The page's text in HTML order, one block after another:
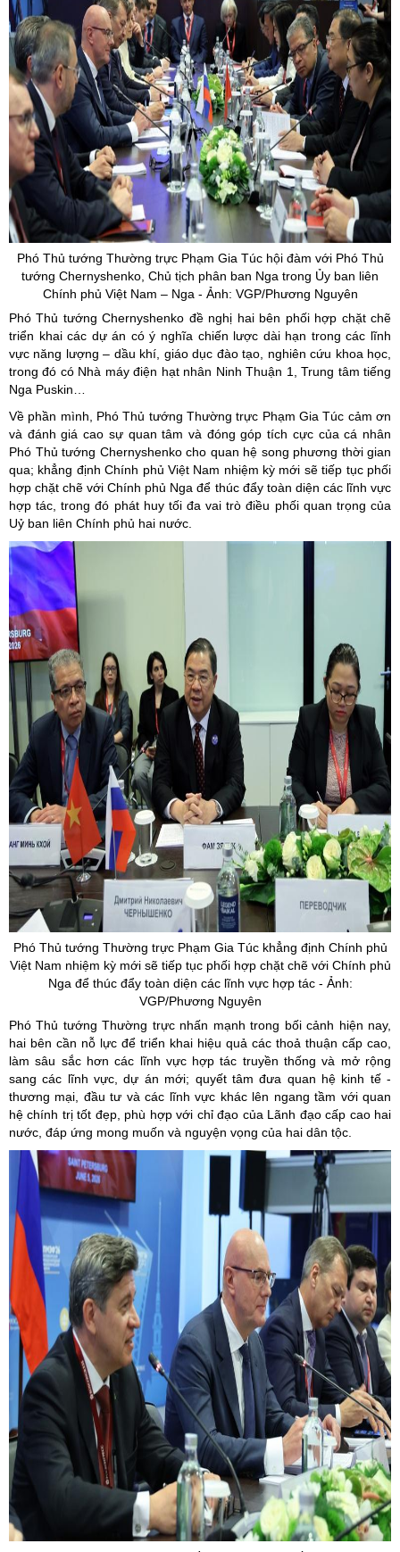
Phó Thủ tướng Thường trực Phạm Gia Túc hội đàm với Phó Thủ
tướng Chernyshenko , Chủ tịch phân ban Nga trong Ủy ban liên
Chính phủ Việt Nam – Nga - Ảnh: VGP/Phương Nguyên
Phó Thủ tướng Chernyshenko đề nghị hai bên phối hợp chặt chẽ
triển khai các dự án có ý nghĩa chiến lược dài hạn trong các lĩnh
vực năng lượng – dầu khí, giáo dục đào tạo, nghiên cứu khoa học,
trong đó có Nhà máy điện hạt nhân Ninh Thuận 1, Trung tâm tiếng
Nga Puskin…
Về phần mình, Phó Thủ tướng Thường trực Phạm Gia Túc cảm ơn
và đánh giá cao sự quan tâm và đóng góp tích cực của cá nhân
Phó Thủ tướng Chernyshenko cho quan hệ song phương thời gian
qua; khẳng định Chính phủ Việt Nam nhiệm kỳ mới sẽ tiếp tục phối
hợp chặt chẽ với Chính phủ Nga để thúc đẩy toàn diện các lĩnh vực
hợp tác, trong đó phát huy tối đa vai trò điều phối quan trọng của
Uỷ ban liên Chính phủ hai nước.
Phó Thủ tướng Thường trực Phạm Gia Túc khẳng định Chính phủ
Việt Nam nhiệm kỳ mới sẽ tiếp tục phối hợp chặt chẽ với Chính phủ
Nga để thúc đẩy toàn diện các lĩnh vực hợp tác - Ảnh:
VGP/Phương Nguyên
Phó Thủ tướng Thường trực nhấn mạnh trong bối cảnh hiện nay,
hai bên cần nỗ lực để triển khai hiệu quả các thoả thuận cấp cao,
làm sâu sắc hơn các lĩnh vực hợp tác truyền thống và mở rộng
sang các lĩnh vực, dự án mới; quyết tâm đưa quan hệ kinh tế -
thương mại, đầu tư và các lĩnh vực khác lên ngang tầm với quan
hệ chính trị tốt đẹp, phù hợp với chỉ đạo của Lãnh đạo cấp cao hai
nước, đáp ứng mong muốn và nguyện vọng của hai dân tộc.